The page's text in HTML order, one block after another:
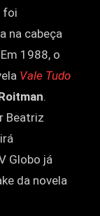
foi
na cabeça
1988, o
Vale Tudo
.
Beatriz
Globo já
da novela